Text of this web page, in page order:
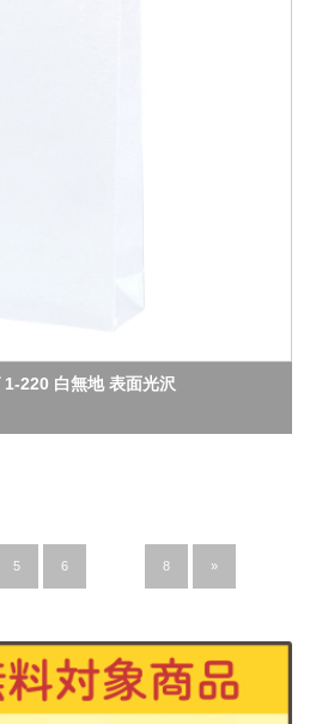
220 白無地 表面光沢
5 6 8 »